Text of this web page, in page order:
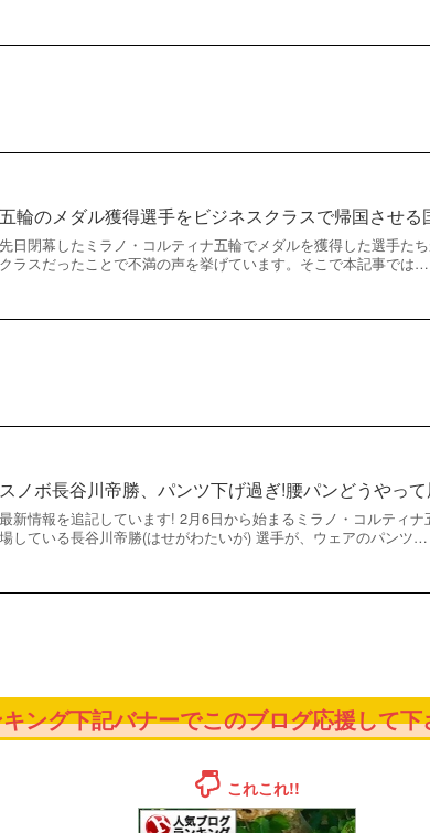
五輪のメダル獲得選手をビジネスクラスで帰国させる
先日閉幕したミラノ・コルティナ五輪でメダルを獲得した選手た
クラスだったことで不満の声を挙げています。そこで本記事では…
スノボ長谷川帝勝、パンツ下げ過ぎ!腰パンどうやっ
最新情報を追記しています! 2月6日から始まるミラノ・コルティ
場している長谷川帝勝(はせがわたいが) 選手が、ウェアのパンツ…
ング下記バナーでこのブログ応援して
これこれ!!